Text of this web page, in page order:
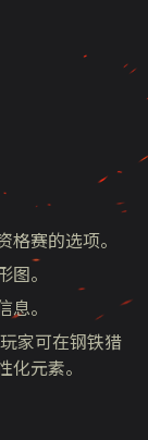
赛的选项。
。
。
家可在钢铁猎
元素。